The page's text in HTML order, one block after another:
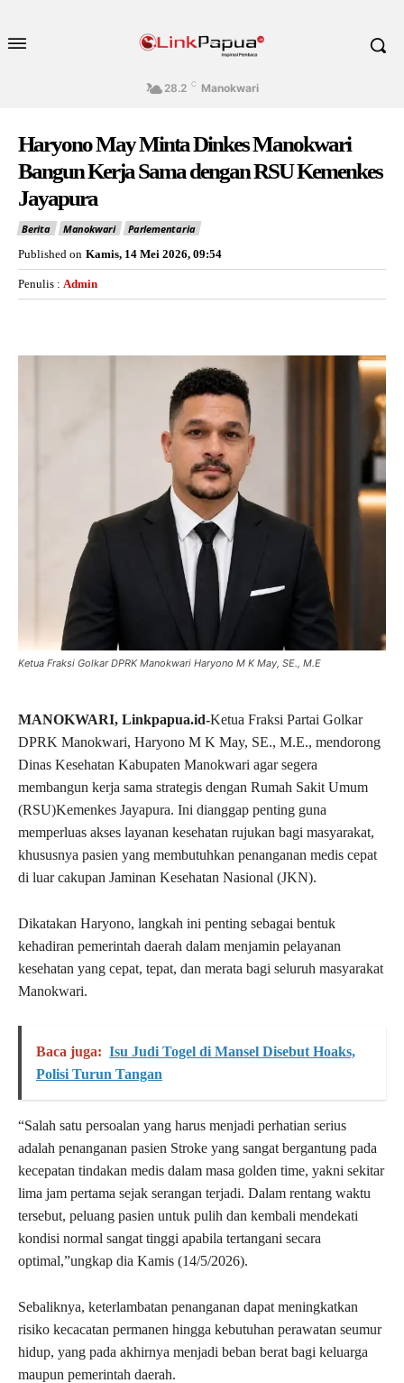
28.2 C Manokwari
Haryono May Minta Dinkes Manokwari
Bangun Kerja Sama dengan RSU Kemenkes
Jayapura
Berita Manokwari
Parlementaria
Published on Kamis, 14 Mei 2026, 09:54
Penulis : Admin
Ketua Fraksi Golkar DPRK Manokwari Haryono M K May, SE., M.E
MANOKWARI, Linkpapua.id-Ketua Fraksi Partai Golkar
DPRK Manokwari, Haryono M K May, SE., M.E., mendorong
Dinas Kesehatan Kabupaten Manokwari agar segera
membangun kerja sama strategis dengan Rumah Sakit Umum
(RSU)Kemenkes Jayapura. Ini dianggap penting guna
memperluas akses layanan kesehatan rujukan bagi masyarakat,
khususnya pasien yang membutuhkan penanganan medis cepat
di luar cakupan Jaminan Kesehatan Nasional (JKN).
Dikatakan Haryono, langkah ini penting sebagai bentuk
kehadiran pemerintah daerah dalam menjamin pelayanan
kesehatan yang cepat, tepat, dan merata bagi seluruh masyarakat
Manokwari.
Baca juga: Isu Judi Togel di Mansel Disebut Hoaks,
Polisi Turun Tangan
“Salah satu persoalan yang harus menjadi perhatian serius
adalah penanganan pasien Stroke yang sangat bergantung pada
kecepatan tindakan medis dalam masa golden time, yakni sekitar
lima jam pertama sejak serangan terjadi. Dalam rentang waktu
tersebut, peluang pasien untuk pulih dan kembali mendekati
kondisi normal sangat tinggi apabila tertangani secara
optimal,”ungkap dia Kamis (14/5/2026).
Sebaliknya, keterlambatan penanganan dapat meningkatkan
risiko kecacatan permanen hingga kebutuhan perawatan seumur
hidup, yang pada akhirnya menjadi beban berat bagi keluarga
maupun pemerintah daerah.